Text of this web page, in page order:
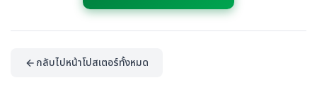
กลับไปหน้าโปสเตอร์ทั้งหมด